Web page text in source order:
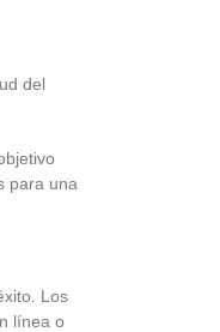
del
para una
Los
línea o